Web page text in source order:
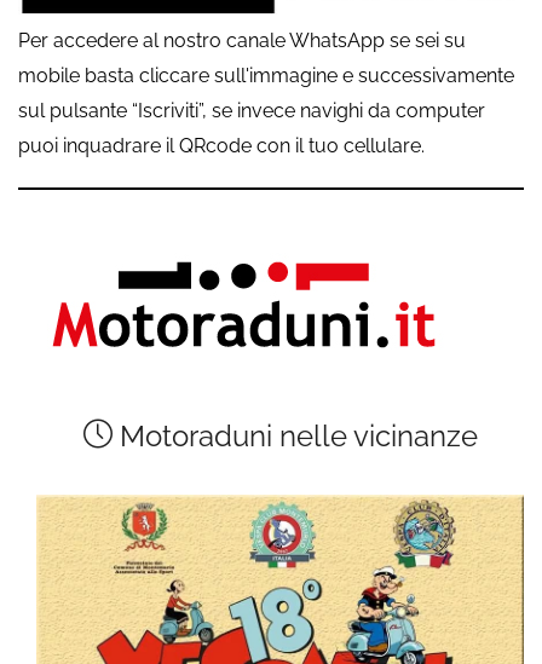
Per accedere al nostro canale WhatsApp se sei su
mobile basta cliccare sull'immagine e successivamente
sul pulsante “Iscriviti”, se invece navighi da computer
puoi inquadrare il QRcode con il tuo cellulare.
Motoraduni nelle vicinanze